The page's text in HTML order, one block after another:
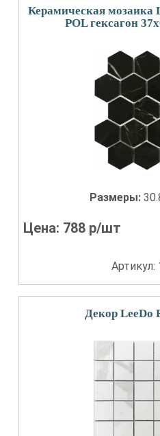
Керамическая мозаика
POL гексагон
Размеры:
Цена: 788 р/шт
Артикул:
Декор LeeDo